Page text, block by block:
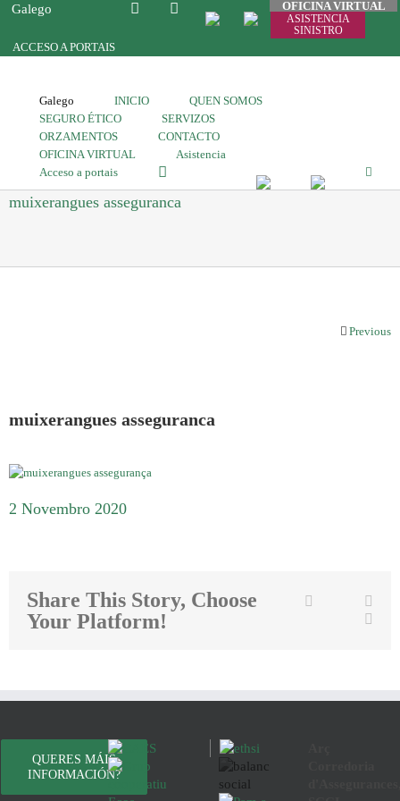
Galego OFICINA VIRTUAL
ASISTENCIA
SINISTRO
ACCESO A PORTAIS
Galego INICIO
QUEN SOMOS
SEGURO ÉTICO
SERVIZOS
ORZAMENTOS
CONTACTO
OFICINA VIRTUAL
Asistencia
Acceso a portais
muixerangues asseguranca
Previous
muixerangues asseguranca
2 Novembro 2020
Share This Story, Choose
Your Platform!
Facebook
Twitter
QUERES MÁIS
INFORMACIÓN?